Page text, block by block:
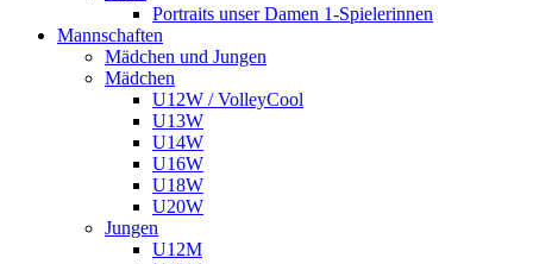
Portraits unser Damen 1-Spielerinnen
Mannschaften
Mädchen und Jungen
Mädchen
U12W / VolleyCool
U13W
U14W
U16W
U18W
U20W
Jungen
U12M